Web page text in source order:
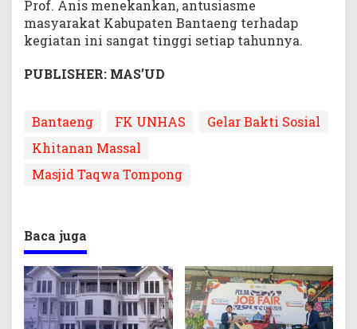
Prof. Anis menekankan, antusiasme
masyarakat Kabupaten Bantaeng terhadap
kegiatan ini sangat tinggi setiap tahunnya.
PUBLISHER: MAS’UD
Bantaeng FK UNHAS
Gelar Bakti Sosial
Khitanan Massal
Masjid Taqwa Tompong
Baca juga